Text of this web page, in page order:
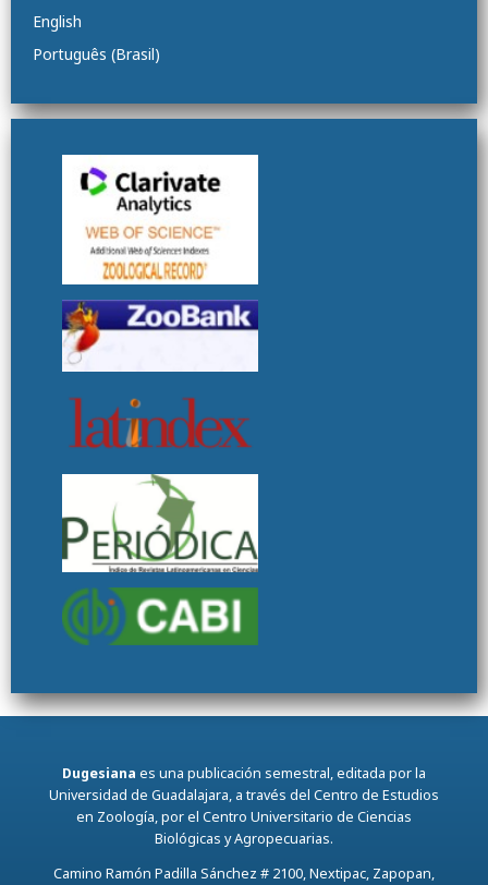
English
Português (Brasil)
Dugesiana es una publicación semestral, editada por la
Universidad de Guadalajara, a través del Centro de Estudios
en Zoología, por el Centro Universitario de Ciencias
Biológicas y Agropecuarias.
Camino Ramón Padilla Sánchez # 2100, Nextipac, Zapopan,